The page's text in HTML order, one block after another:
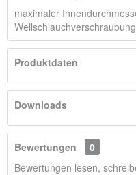
maximaler
Produktdaten
Downloads
Bewertungen
0
Bewertungen lesen,